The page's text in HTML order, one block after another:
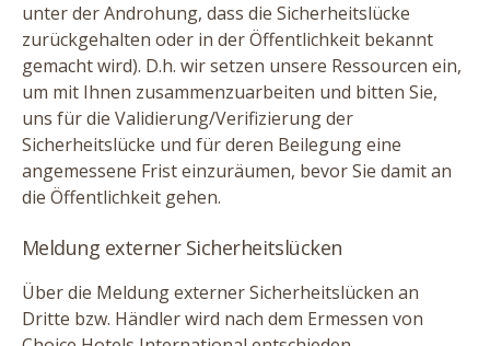
unter der Androhung, dass die Sicherheitslücke
zurückgehalten oder in der Öffentlichkeit bekannt
gemacht wird). D.h. wir setzen unsere Ressourcen ein,
um mit Ihnen zusammenzuarbeiten und bitten Sie,
uns für die Validierung/​Verifizierung der
Sicherheitslücke und für deren Beilegung eine
angemessene Frist einzuräumen, bevor Sie damit an
die Öffentlichkeit gehen.
Meldung externer Sicherheitslücken
Über die Meldung externer Sicherheitslücken an
Dritte bzw. Händler wird nach dem Ermessen von